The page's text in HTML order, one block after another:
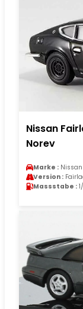
Nissan
Norev
Marke : Nissan
Version :
Massstabe :